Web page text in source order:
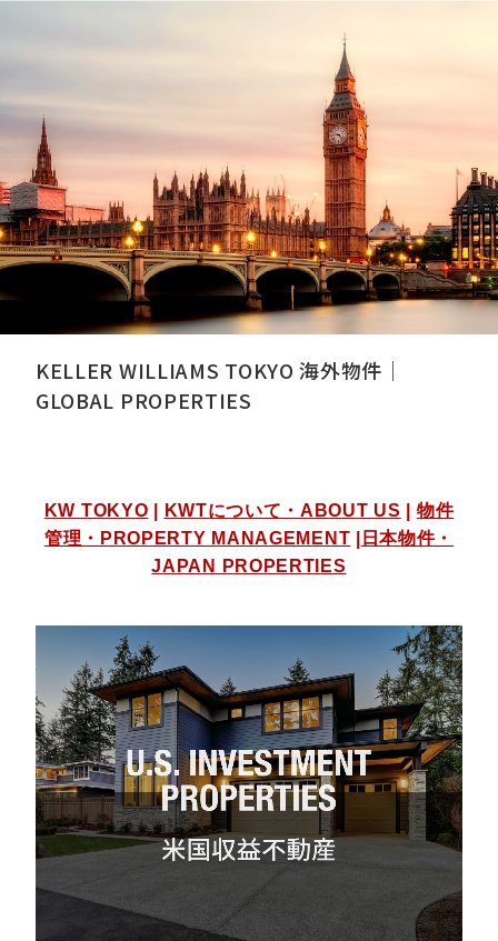
KELLER WILLIAMS TOKYO 海外物件｜
GLOBAL PROPERTIES
KW TOKYO | KWTについて・ABOUT US | 物件
管理・PROPERTY MANAGEMENT | 日本物件・
JAPAN PROPERTIES